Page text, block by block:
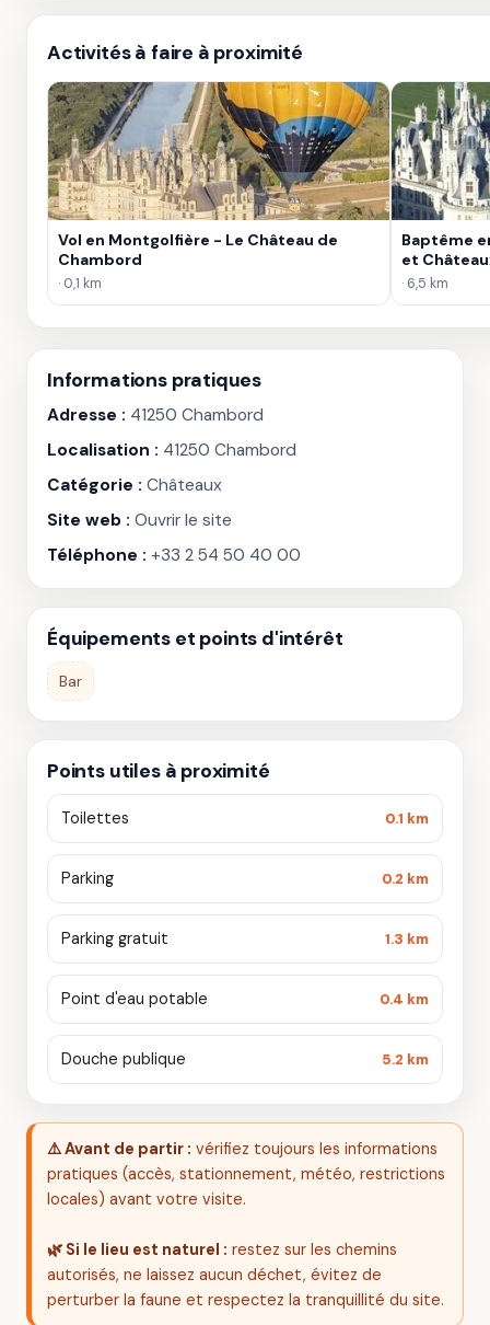
Activités à faire à proximité
Vol en Montgolfière - Le Château de
Chambord
· 0,1 km
Baptême
et
· 6,5 km
Informations pratiques
Adresse : 41250 Chambord
Localisation : 41250 Chambord
Catégorie : Châteaux
Site web : Ouvrir le site
Téléphone : +33 2 54 50 40 00
Équipements et points d'intérêt
Bar
Points utiles à proximité
Toilettes 0.1 km
Parking 0.2 km
Parking gratuit 1.3 km
Point d'eau potable 0.4 km
Douche publique 5.2 km
⚠️ Avant de partir : vérifiez toujours les informations
pratiques (accès, stationnement, météo, restrictions
locales) avant votre visite.
🌿 Si le lieu est naturel : restez sur les chemins
autorisés, ne laissez aucun déchet, évitez de
perturber la faune et respectez la tranquillité du site.